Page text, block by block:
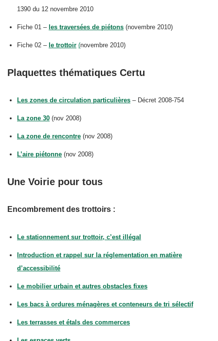
1390 du 12 novembre 2010
Fiche 01 – les traversées de piétons (novembre 2010)
Fiche 02 – le trottoir (novembre 2010)
Plaquettes thématiques Certu
Les zones de circulation particulières – Décret 2008-754
La zone 30 (nov 2008)
La zone de rencontre (nov 2008)
L’aire piétonne (nov 2008)
Une Voirie pour tous
Encombrement des trottoirs :
Le stationnement sur trottoir, c’est illégal
Introduction et rappel sur la réglementation en matière
d’accessibilité
Le mobilier urbain et autres obstacles fixes
Les bacs à ordures ménagères et conteneurs de tri sélectif
Les terrasses et étals des commerces